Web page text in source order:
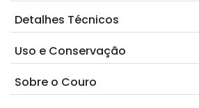
Detalhes Técnicos
Uso e Conservação
Sobre o Couro